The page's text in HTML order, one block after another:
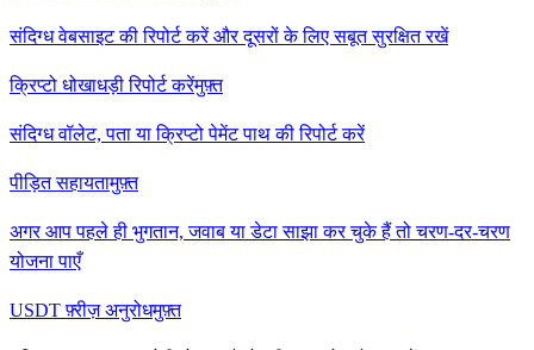
संदिग्ध वेबसाइट की रिपोर्ट करें और दूसरों के लिए सबूत सुरक्षित रखें
क्रिप्टो धोखाधड़ी रिपोर्ट करेंमुफ़्त
संदिग्ध वॉलेट, पता या क्रिप्टो पेमेंट पाथ की रिपोर्ट करें
पीड़ित सहायतामुफ़्त
अगर आप पहले ही भुगतान, जवाब या डेटा साझा कर चुके हैं तो चरण-दर-चरण
योजना पाएँ
USDT फ़्रीज़ अनुरोधमुफ़्त